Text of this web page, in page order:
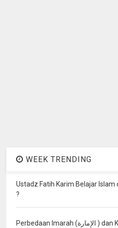
WEEK TRENDING
Ustadz Fatih Karim Belajar Islam
?